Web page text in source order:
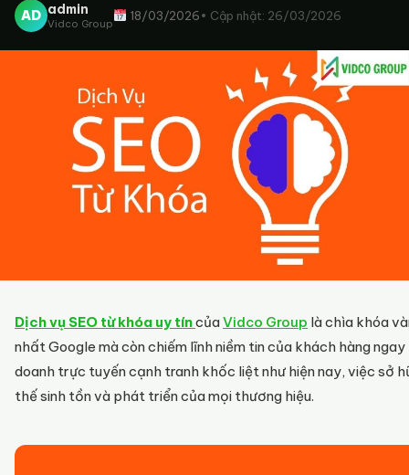
AD admin
Vidco Group
18/03/2026• Cập nhật: 26/03/2026
Dịch vụ SEO từ khóa uy tíncủaVidco Group là chìa khóa
nhất Google mà còn chiếm lĩnh niềm tin của khách hàng
doanh trực tuyến cạnh tranh khốc liệt như hiện nay, việc sở
thế sinh tồn và phát triển của mọi thương hiệu.